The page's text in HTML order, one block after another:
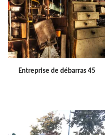
Entreprise de débarras 45